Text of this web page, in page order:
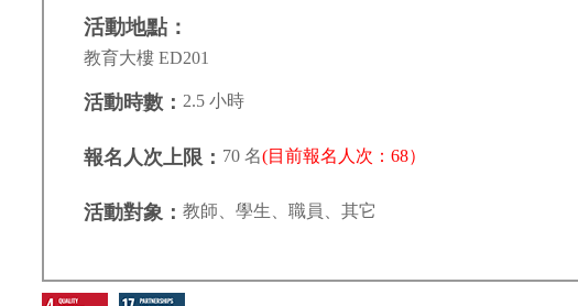
活動地點：
教育大樓 ED201
活動時數： 2.5 小時
報名人次上限： 70 名(目前報名人次：68）
活動對象： 教師、學生、職員、其它